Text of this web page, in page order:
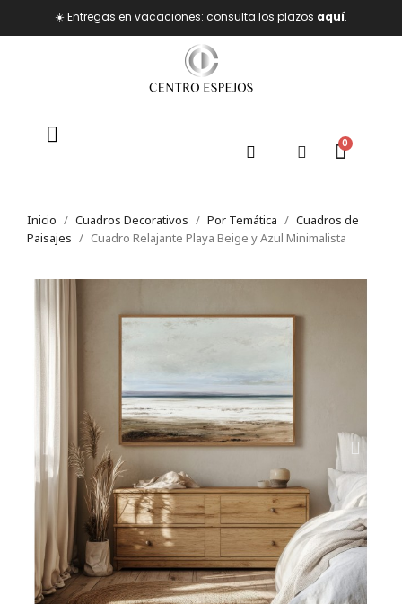
☀️ Entregas en vacaciones: consulta los plazos aquí.
Inicio Cuadros Decorativos Por Temática
Cuadros de
Paisajes
Cuadro Relajante Playa Beige y Azul Minimalista